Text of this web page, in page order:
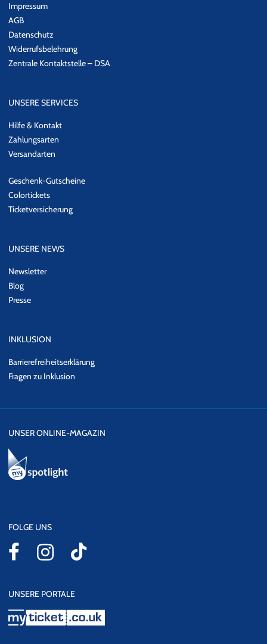
Impressum
AGB
Datenschutz
Widerrufsbelehrung
Zentrale Kontaktstelle – DSA
UNSERE SERVICES
Hilfe & Kontakt
Zahlungsarten
Versandarten
Geschenk-Gutscheine
Colortickets
Ticketversicherung
UNSERE NEWS
Newsletter
Blog
Presse
INKLUSION
Barrierefreiheitserklärung
Fragen zu Inklusion
UNSER ONLINE-MAGAZIN
FOLGE UNS
UNSERE PORTALE